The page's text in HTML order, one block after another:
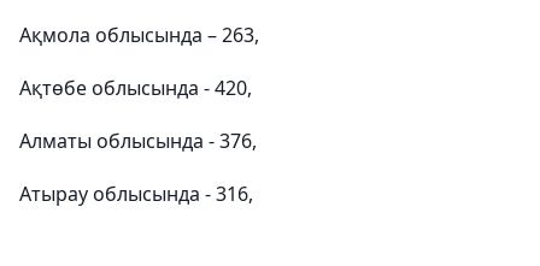
Ақмола облысында – 263,
Ақтөбе облысында - 420,
Алматы облысында - 376,
Атырау облысында - 316,